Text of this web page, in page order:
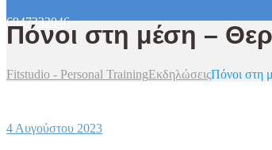
6947332046
Πόνοι στη μέση –
Fitstudio - Personal TrainingΕκδηλώσειςΠόνοι στη
4 Αυγούστου 2023